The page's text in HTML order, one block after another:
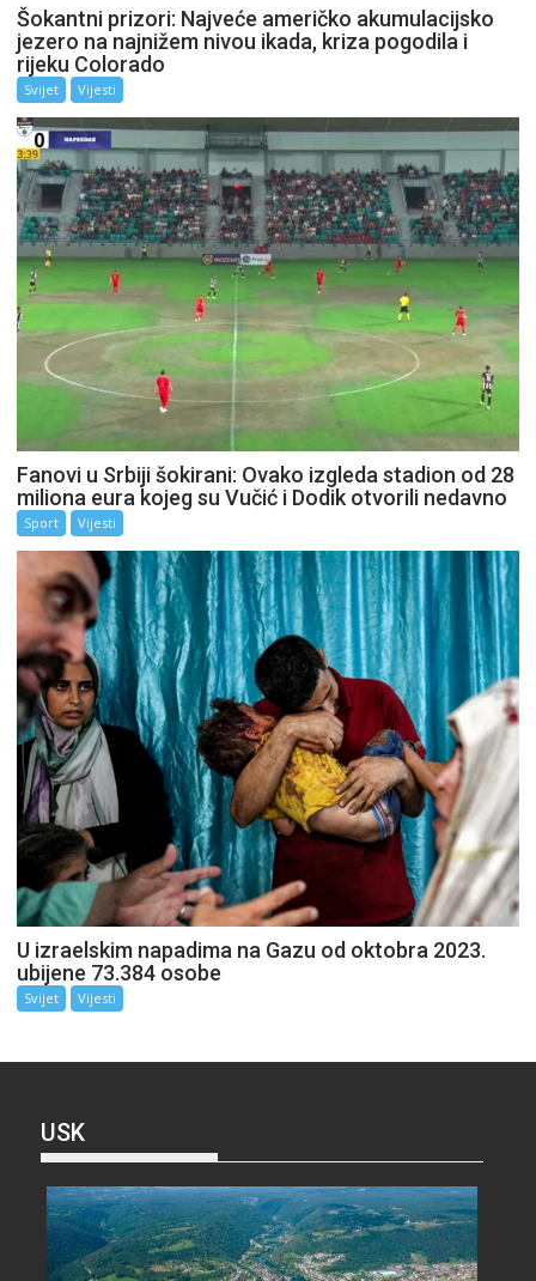
Šokantni prizori: Najveće američko akumulacijsko
jezero na najnižem nivou ikada, kriza pogodila i
rijeku Colorado
Svijet Vijesti
Fanovi u Srbiji šokirani: Ovako izgleda stadion od 28
miliona eura kojeg su Vučić i Dodik otvorili nedavno
Sport Vijesti
U izraelskim napadima na Gazu od oktobra 2023.
ubijene 73.384 osobe
Svijet Vijesti
USK